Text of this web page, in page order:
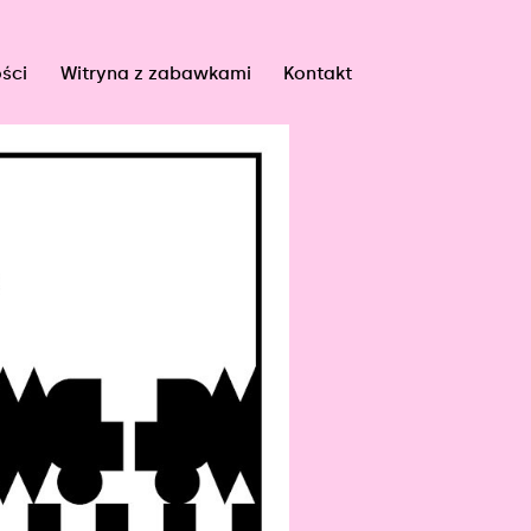
Witryna z zabawkami Kontakt